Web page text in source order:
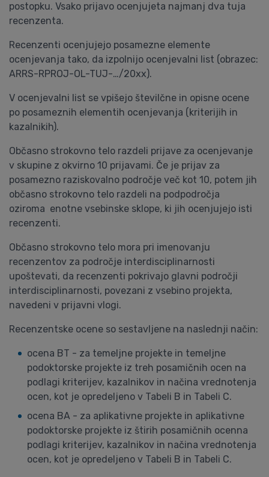
postopku. Vsako prijavo ocenjujeta najmanj dva tuja
recenzenta.
Recenzenti ocenjujejo posamezne elemente
ocenjevanja tako, da izpolnijo ocenjevalni list (obrazec:
ARRS-RPROJ-OL-TUJ-…/20xx).
V ocenjevalni list se vpišejo številčne in opisne ocene
po posameznih elementih ocenjevanja (kriterijih in
kazalnikih).
Občasno strokovno telo razdeli prijave za ocenjevanje
v skupine z okvirno 10 prijavami. Če je prijav za
posamezno raziskovalno področje več kot 10, potem jih
občasno strokovno telo razdeli na podpodročja
oziroma enotne vsebinske sklope, ki jih ocenjujejo isti
recenzenti.
Občasno strokovno telo mora pri imenovanju
recenzentov za področje interdisciplinarnosti
upoštevati, da recenzenti pokrivajo glavni področji
interdisciplinarnosti, povezani z vsebino projekta,
navedeni v prijavni vlogi.
Recenzentske ocene so sestavljene na naslednji način:
ocena BT - za temeljne projekte in temeljne
podoktorske projekte iz treh posamičnih ocen na
podlagi kriterijev, kazalnikov in načina vrednotenja
ocen, kot je opredeljeno v Tabeli B in Tabeli C.
ocena BA - za aplikativne projekte in aplikativne
podoktorske projekte iz štirih posamičnih ocenna
podlagi kriterijev, kazalnikov in načina vrednotenja
ocen, kot je opredeljeno v Tabeli B in Tabeli C.